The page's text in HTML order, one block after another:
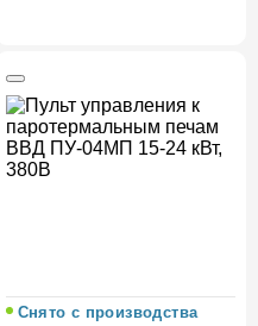
Снято с производства